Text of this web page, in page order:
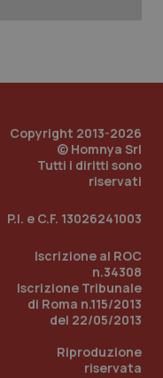
Copyright 2013-2026
© Homnya Srl
Tutti i diritti sono
riservati
P.I. e C.F. 13026241003
Iscrizione al ROC
n.34308
Iscrizione Tribunale
di Roma n.115/2013
del 22/05/2013
Riproduzione
riservata
www.quotidianosanita.it